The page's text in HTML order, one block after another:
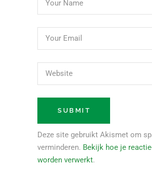
Deze site gebruikt Akismet om
verminderen. Bekijk hoe je
worden verwerkt.